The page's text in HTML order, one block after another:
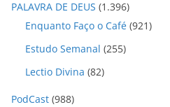
PALAVRA DE DEUS (1.396)
Enquanto Faço o Café (921)
Estudo Semanal (255)
Lectio Divina (82)
PodCast (988)